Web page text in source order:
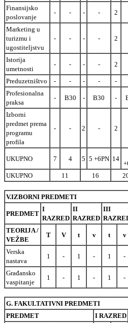
Finansijsko
poslovanje
- - - - 2
Marketing u
turizmu i
ugostiteljstvu
- - - - 2
Istorija
umetnosti
- - - - 2
Preduzetništvo - - - - -
Profesionalna
praksa
- B30 - B30 -
Izborni
predmet prema
programu
profila
- - 2 - 2
UKUPNO 7 4 5 5 +6PN 14
UKUPNO 11 16
V.IZBORNI PREDMETI
PREDMET
I
RAZRED
II
RAZRED
III
TEORIJA /
VEŽBE
T V t v t v
Verska
nastava
1 - 1 - 1 -
Građansko
vaspitanje
1 - 1 - 1 -
G. FAKULTATIVNI PREDMETI
PREDMET
I RAZRED